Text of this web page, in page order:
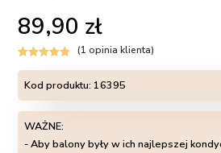
89,90 zł
5.00
na 5 na
podstawie
oceny klienta
(1 opinia klienta)
Kod produktu: 16395
WAŻNE:
- Aby balony były w ich najlepszej